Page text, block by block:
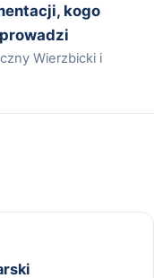
kogo
Wierzbicki i